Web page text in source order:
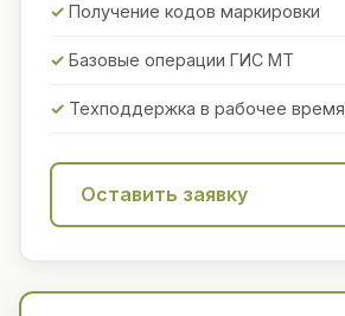
Получение кодов маркировки
Базовые операции ГИС МТ
Техподдержка в рабочее время
Оставить заявку